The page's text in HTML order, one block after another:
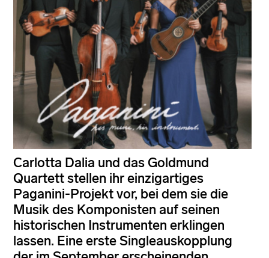
Carlotta Dalia und das Goldmund
Quartett stellen ihr einzigartiges
Paganini-Projekt vor, bei dem sie die
Musik des Komponisten auf seinen
historischen Instrumenten erklingen
lassen. Eine erste Singleauskopplung